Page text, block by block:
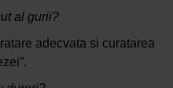
al gurii?
adecvata si curatarea